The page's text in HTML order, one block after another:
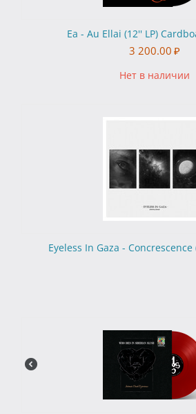
Ea - Au Ellai (12'' LP)
3 200.00 ₽
Нет в наличии
Eyeless In Gaza -